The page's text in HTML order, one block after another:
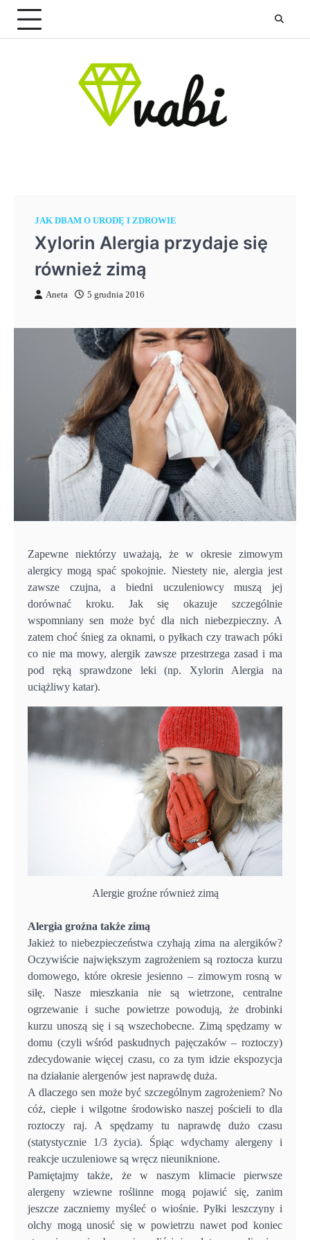
Skip
content
JAK DBAM O URODĘ I ZDROWIE
Xylorin Alergia przydaje się
również zimą
Aneta 5 grudnia 2016
Zapewne niektórzy uważają, że w okresie zimowym
alergicy mogą spać spokojnie. Niestety nie, alergia jest
zawsze czujna, a biedni uczuleniowcy muszą jej
dorównać kroku. Jak się okazuje szczególnie
wspomniany sen może być dla nich niebezpieczny. A
zatem choć śnieg za oknami, o pyłkach czy trawach póki
co nie ma mowy, alergik zawsze przestrzega zasad i ma
pod ręką sprawdzone leki (np. Xylorin Alergia na
uciążliwy katar).
Alergie groźne również zimą
Alergia groźna także zimą
Jakież to niebezpieczeństwa czyhają zima na alergików?
Oczywiście największym zagrożeniem są roztocza kurzu
domowego, które okresie jesienno – zimowym rosną w
siłę. Nasze mieszkania nie są wietrzone, centralne
ogrzewanie i suche powietrze powodują, że drobinki
kurzu unoszą się i są wszechobecne. Zimą spędzamy w
domu (czyli wśród paskudnych pajęczaków – roztoczy)
zdecydowanie więcej czasu, co za tym idzie ekspozycja
na działanie alergenów jest naprawdę duża.
A dlaczego sen może być szczególnym zagrożeniem? No
cóż, ciepłe i wilgotne środowisko naszej pościeli to dla
roztoczy raj. A spędzamy tu naprawdę dużo czasu
(statystycznie 1/3 życia). Śpiąc wdychamy alergeny i
reakcje uczuleniowe są wręcz nieuniknione.
Pamiętajmy także, że w naszym klimacie pierwsze
alergeny wziewne roślinne mogą pojawić się, zanim
jeszcze zaczniemy myśleć o wiośnie. Pyłki leszczyny i
olchy mogą unosić się w powietrzu nawet pod koniec